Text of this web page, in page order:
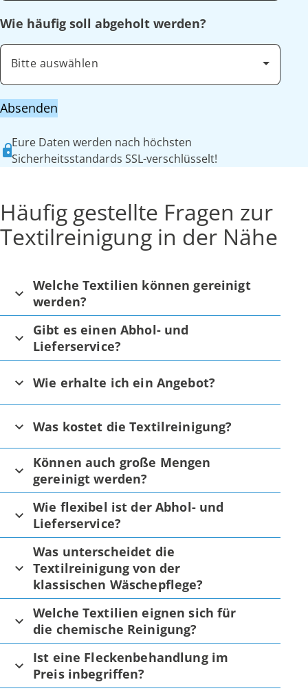
Wie häufig soll abgeholt werden?
Bitte auswählen
Absenden
Eure Daten werden nach höchsten
Sicherheitsstandards SSL-verschlüsselt!
Häufig gestellte Fragen zur
Textilreinigung in der Nähe
Welche Textilien können gereinigt
werden?
Gibt es einen Abhol- und
Lieferservice?
Wie erhalte ich ein Angebot?
Was kostet die Textilreinigung?
Können auch große Mengen
gereinigt werden?
Wie flexibel ist der Abhol- und
Lieferservice?
Was unterscheidet die
Textilreinigung von der
klassischen Wäschepflege?
Welche Textilien eignen sich für
die chemische Reinigung?
Ist eine Fleckenbehandlung im
Preis inbegriffen?